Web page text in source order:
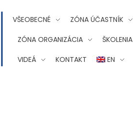
VŠEOBECNÉ ZÓNA ÚČASTNÍK
ZÓNA ORGANIZÁCIA ŠKOLENIA
VIDEÁ KONTAKT EN